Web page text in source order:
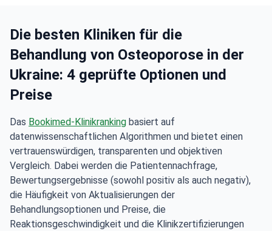
Die besten Kliniken für die
Behandlung von Osteoporose in der
Ukraine: 4 geprüfte Optionen und
Preise
Das Bookimed-Klinikranking basiert auf
datenwissenschaftlichen Algorithmen und bietet einen
vertrauenswürdigen, transparenten und objektiven
Vergleich. Dabei werden die Patientennachfrage,
Bewertungsergebnisse (sowohl positiv als auch negativ),
die Häufigkeit von Aktualisierungen der
Behandlungsoptionen und Preise, die
Reaktionsgeschwindigkeit und die Klinikzertifizierungen